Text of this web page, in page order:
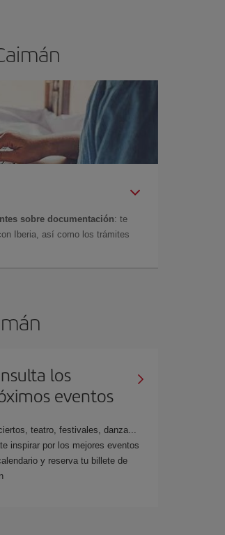
sobre documentación: te
Iberia, así como los trámites
los
eventos
teatro, festivales, danza...
inspirar por los mejores eventos
y reserva tu billete de